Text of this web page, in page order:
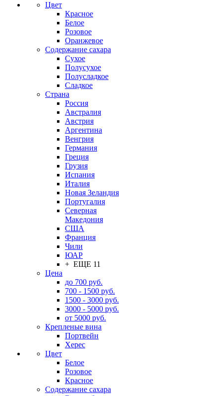
Цвет
Красное
Белое
Розовое
Оранжевое
Содержание сахара
Сухое
Полусухое
Полусладкое
Сладкое
Страна
Россия
Австралия
Австрия
Аргентина
Венгрия
Германия
Греция
Грузия
Испания
Италия
Новая Зеландия
Португалия
Северная
Македония
США
Франция
Чили
ЮАР
+ ЕЩЕ 11
Цена
до 700 руб.
700 - 1500 руб.
1500 - 3000 руб.
3000 - 5000 руб.
от 5000 руб.
Крепленые вина
Портвейн
Херес
Цвет
Белое
Розовое
Красное
Содержание сахара